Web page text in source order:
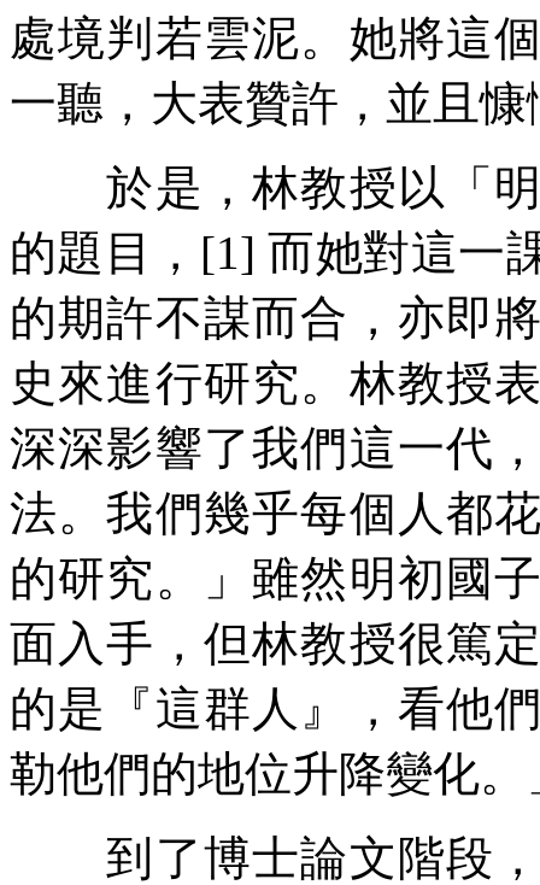
處境判若雲泥。她將這
一聽，大表贊許，並且
於是，林教授以「明
的題目，[1] 而她對這一
的期許不謀而合，亦即
史來進行研究。林教授
深深影響了我們這一代
法。我們幾乎每個人都
的研究。」雖然明初國
面入手，但林教授很篤
的是『這群人』，看他
勒他們的地位升降變化。
到了博士論文階段，